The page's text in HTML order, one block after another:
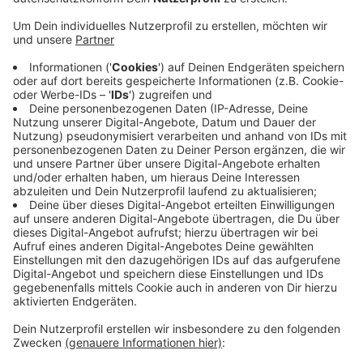
Auf der Radio Kiepenkerl-Facebookseite wundern sich
Andre und Jenn über viel Polizei. Per WhatsApp bei
Radio Kiepenkerl wollen Susanne und Christian wissen,
was im Dorf los war. Die Polizei stellt erste
Erkenntnisse vor: Ein aufmerksamer Beobachter hatte
am Nachmittag einen Mann mit einem Gewehr in einem
Waldstück im Bereich Wersebrede am Friedhof
gesehen. Die Polizei rückte an und suchte mit
Streifenwagen am Boden – und einem Hubschrauber
aus der Luft. Die Aktion endete erfolglos. Der Mann
mit dem Gewehr tauchte nicht wieder auf.
Anzeige